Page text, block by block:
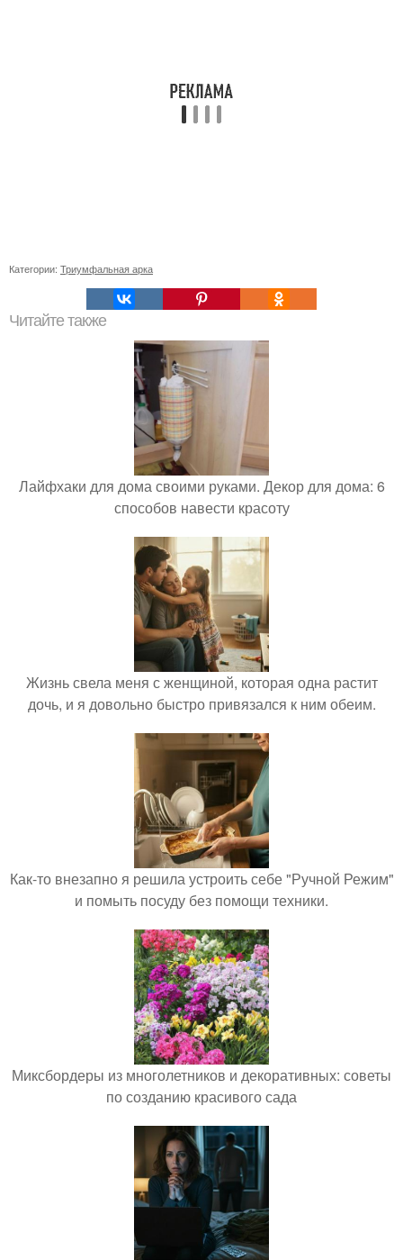
Категории: Триумфальная арка
Читайте также
Лайфхаки для дома своими руками. Декор для дома: 6
способов навести красоту
Жизнь свела меня с женщиной, которая одна растит
дочь, и я довольно быстро привязался к ним обеим.
Как-то внезапно я решила устроить себе "Ручной Режим"
и помыть посуду без помощи техники.
Миксбордеры из многолетников и декоративных: советы
по созданию красивого сада